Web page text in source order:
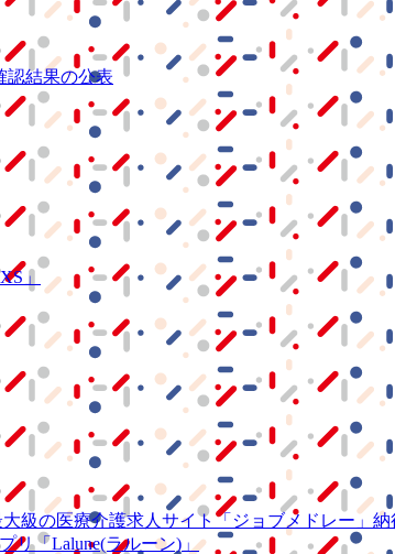
認結果の公表
」
大級の医療介護求人サイト 「ジョブメドレー」 納
リ「Lalune(ラルーン)」